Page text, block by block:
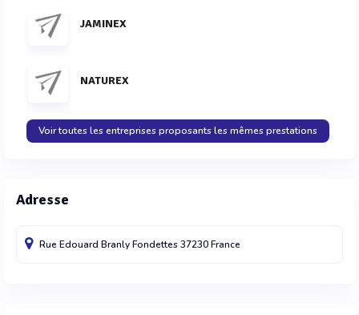
JAMINEX
NATUREX
Voir toutes les entreprises proposants les mêmes prestations
Adresse
Rue Edouard BranlyFondettes37230France